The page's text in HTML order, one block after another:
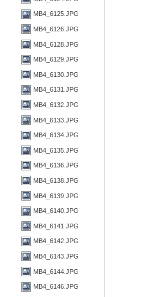
MB4_6125.JPG
MB4_6126.JPG
MB4_6128.JPG
MB4_6129.JPG
MB4_6130.JPG
MB4_6131.JPG
MB4_6132.JPG
MB4_6133.JPG
MB4_6134.JPG
MB4_6135.JPG
MB4_6136.JPG
MB4_6138.JPG
MB4_6139.JPG
MB4_6140.JPG
MB4_6141.JPG
MB4_6142.JPG
MB4_6143.JPG
MB4_6144.JPG
MB4_6146.JPG